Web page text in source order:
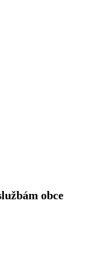
obce